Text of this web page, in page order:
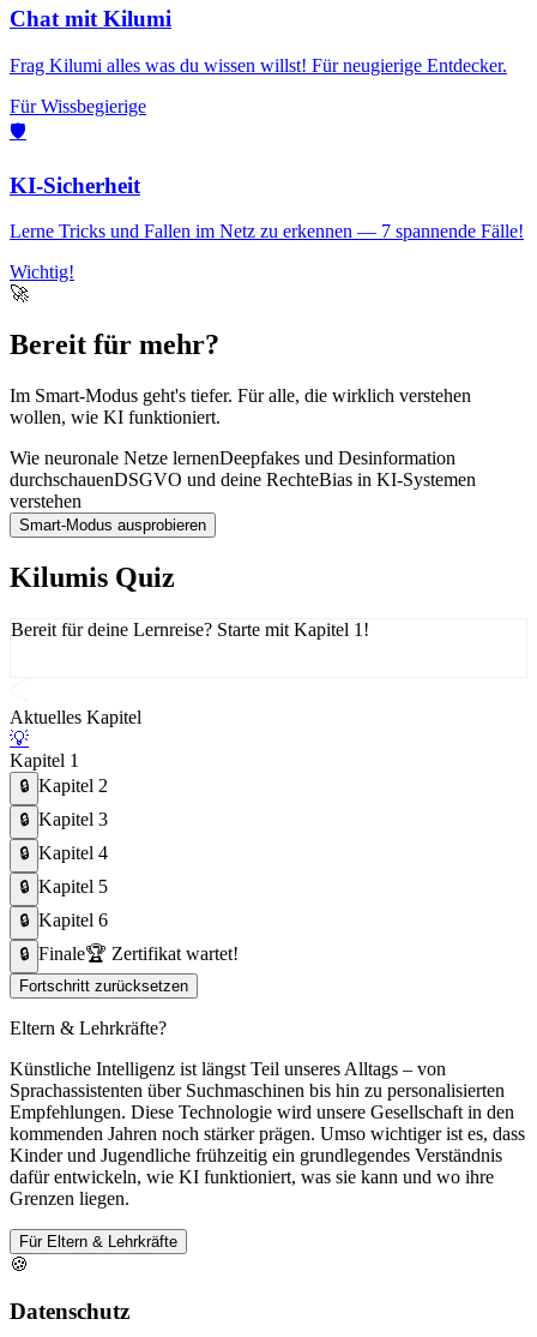
Chat mit Kilumi
Frag Kilumi alles was du wissen willst! Für neugierige Entdecker.
Für Wissbegierige
🛡️
KI-Sicherheit
Lerne Tricks und Fallen im Netz zu erkennen — 7 spannende Fälle!
Wichtig!
🚀
Bereit für mehr?
Im Smart-Modus geht's tiefer. Für alle, die wirklich verstehen
wollen, wie KI funktioniert.
Wie neuronale Netze lernenDeepfakes und Desinformation
durchschauenDSGVO und deine RechteBias in KI-Systemen
verstehen
Smart-Modus ausprobieren
Kilumis Quiz
Bereit für deine Lernreise? Starte mit Kapitel 1!
Aktuelles Kapitel
💡
Kapitel 1
🔒 Kapitel 2
🔒 Kapitel 3
🔒 Kapitel 4
🔒 Kapitel 5
🔒 Kapitel 6
🔒 Finale🏆 Zertifikat wartet!
Fortschritt zurücksetzen
Eltern & Lehrkräfte?
Künstliche Intelligenz ist längst Teil unseres Alltags – von
Sprachassistenten über Suchmaschinen bis hin zu personalisierten
Empfehlungen. Diese Technologie wird unsere Gesellschaft in den
kommenden Jahren noch stärker prägen. Umso wichtiger ist es, dass
Kinder und Jugendliche frühzeitig ein grundlegendes Verständnis
dafür entwickeln, wie KI funktioniert, was sie kann und wo ihre
Grenzen liegen.
Für Eltern & Lehrkräfte
🍪
Datenschutz